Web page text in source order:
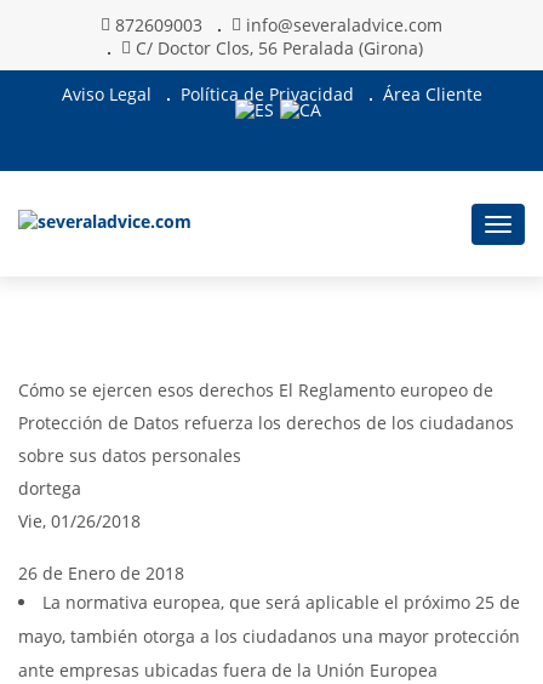
872609003
info@severaladvice.com
C/ Doctor Clos, 56 Peralada (Girona)
Aviso Legal
Política de Privacidad Área Cliente
Cómo se ejercen esos derechos El Reglamento europeo de
Protección de Datos refuerza los derechos de los ciudadanos
sobre sus datos personales
dortega
Vie, 01/26/2018
26 de Enero de 2018
La normativa europea, que será aplicable el próximo 25 de
mayo, también otorga a los ciudadanos una mayor protección
ante empresas ubicadas fuera de la Unión Europea